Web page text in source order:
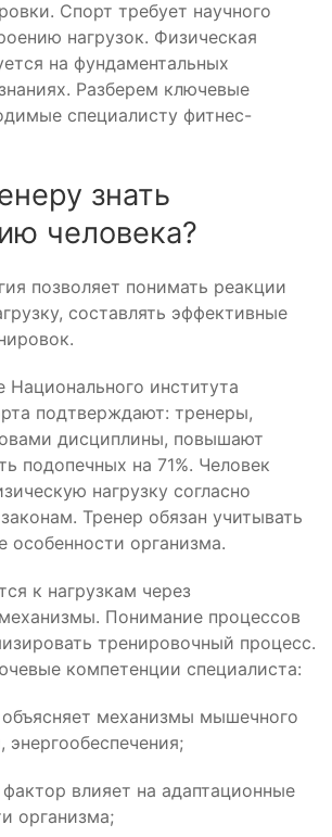
Спорт требует научного
нагрузок. Физическая
на фундаментальных
Разберем ключевые
специалисту фитнес-
знать
человека?
позволяет понимать реакции
составлять эффективные
Национального института
подтверждают: тренеры,
дисциплины, повышают
подопечных на 71%. Человек
нагрузку согласно
Тренер обязан учитывать
особенности организма.
к нагрузкам через
Понимание процессов
тренировочный процесс.
компетенции специалиста:
механизмы мышечного
энергообеспечения;
влияет на адаптационные
организма;